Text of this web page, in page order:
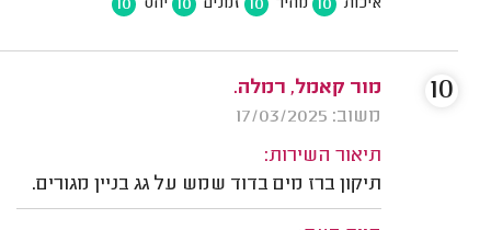
איכות 10 מחיר 10 זמנים 10 יחס 10
מור קאמל, רמלה.
משוב: 17/03/2025
תיאור השירות:
תיקון ברז מים בדוד שמש על גג בניין מגורים.
10